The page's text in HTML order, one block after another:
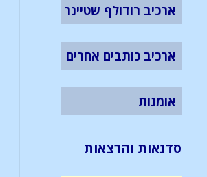
ארכיב רודולף שטיינר
ארכיב כותבים אחרים
אומנות
סדנאות והרצאות